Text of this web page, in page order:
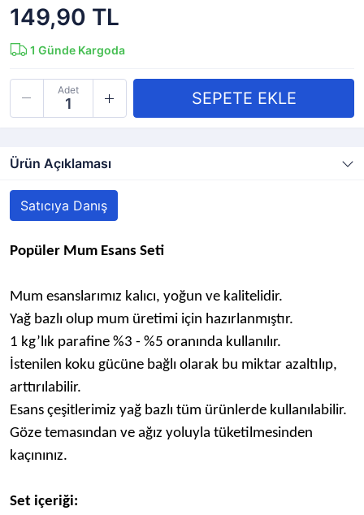
149,90 TL
1 Günde Kargoda
Adet
Ürün Açıklaması
Satıcıya Danış
Popüler Mum Esans Seti
Mum esanslarımız kalıcı, yoğun ve kalitelidir.
Yağ bazlı olup mum üretimi için hazırlanmıştır.
1 kg’lık parafine %3 - %5 oranında kullanılır.
İstenilen koku gücüne bağlı olarak bu miktar azaltılıp,
arttırılabilir.
Esans çeşitlerimiz yağ bazlı tüm ürünlerde kullanılabilir.
Göze temasından ve ağız yoluyla tüketilmesinden
kaçınınız.
Set içeriği: